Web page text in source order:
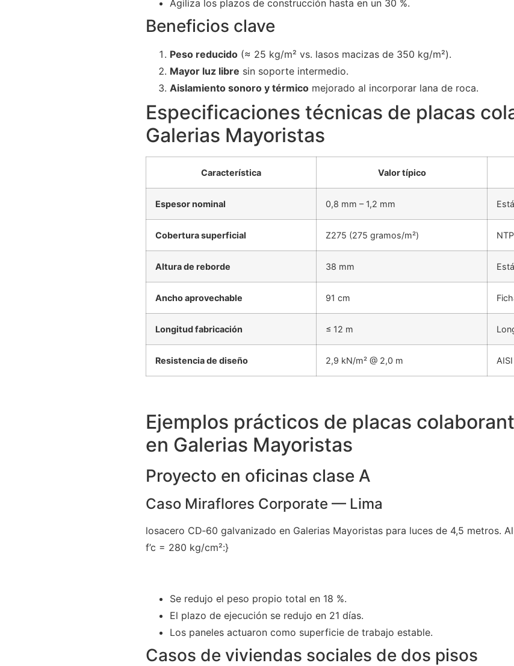
Agiliza los plazos de construcción hasta en un 30 %.
Beneficios clave
Peso reducido (≈ 25 kg/m² vs. lasos macizas de 350 kg/m²).
Mayor luz libre sin soporte intermedio.
Aislamiento sonoro y térmico mejorado al incorporar lana de roca.
Especificaciones técnicas de placas
Galerias Mayoristas
Característica Valor típico
Espesor nominal 0,8 mm – 1,2 mm
Cobertura superficial Z275 (275 gramos/m²)
Altura de reborde 38 mm
Ancho aprovechable 91 cm
Longitud fabricación ≤ 12 m
Resistencia de diseño 2,9 kN/m² @ 2,0 m
Ejemplos prácticos de placas
en Galerias Mayoristas
Proyecto en oficinas clase A
Caso Miraflores Corporate — Lima
losacero CD‑60 galvanizado en Galerias Mayoristas para luces de 4,5 metros.
f’c = 280 kg/cm²:}
Se redujo el peso propio total en 18 %.
El plazo de ejecución se redujo en 21 días.
Los paneles actuaron como superficie de trabajo estable.
Casos de viviendas sociales de dos pisos